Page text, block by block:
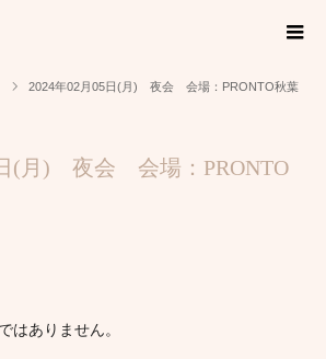
2024年02月05日(月) 夜会 会場：PRONTO秋葉
(月) 夜会 会場：PRONTO
はありません。